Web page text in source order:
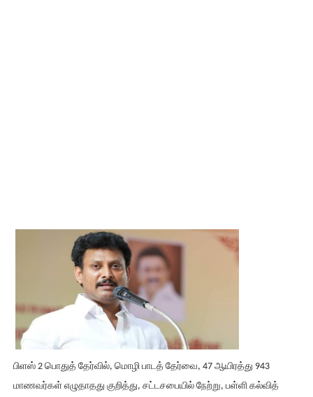
பிளஸ் 2 பொதுத் தேர்வில், மொழி பாடத் தேர்வை, 47 ஆயிரத்து 943
மாணவர்கள் எழுதாதது குறித்து, சட்டசபையில் நேற்று, பள்ளி கல்வித்